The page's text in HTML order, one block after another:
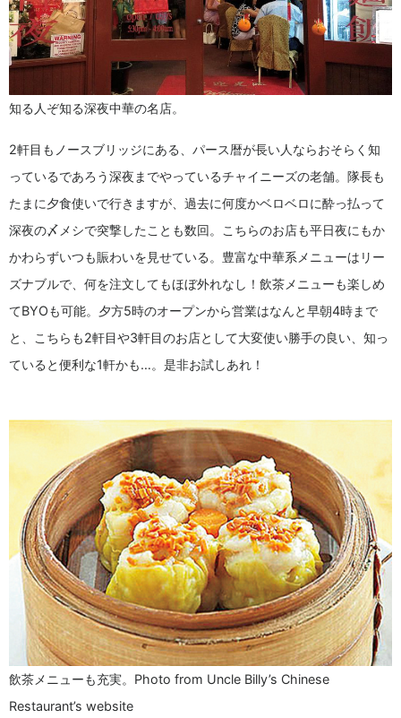
知る人ぞ知る深夜中華の名店。
2軒目もノースブリッジにある、パース暦が長い人ならおそらく知
っているであろう深夜までやっているチャイニーズの老舗。隊長も
たまに夕食使いで行きますが、過去に何度かベロベロに酔っ払って
深夜の〆メシで突撃したことも数回。こちらのお店も平日夜にもか
かわらずいつも賑わいを見せている。豊富な中華系メニューはリー
ズナブルで、何を注文してもほぼ外れなし！飲茶メニューも楽しめ
てBYOも可能。夕方5時のオープンから営業はなんと早朝4時まで
と、こちらも2軒目や3軒目のお店として大変使い勝手の良い、知っ
ていると便利な1軒かも…。是非お試しあれ！
飲茶メニューも充実。Photo from Uncle Billy’s Chinese
Restaurant’s website